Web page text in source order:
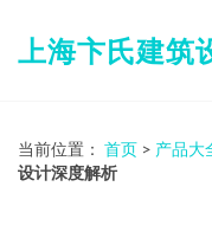
上海卞氏建筑
当前位置： 首页 > 产品大
设计深度解析